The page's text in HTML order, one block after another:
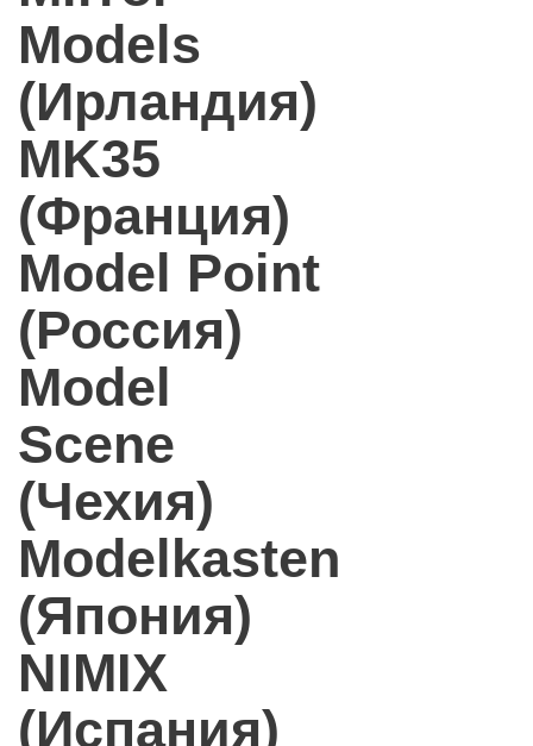
Models
(Ирландия)
MK35
(Франция)
Model Point
(Россия)
Model
Scene
(Чехия)
Modelkasten
(Япония)
NIMIX
(Испания)